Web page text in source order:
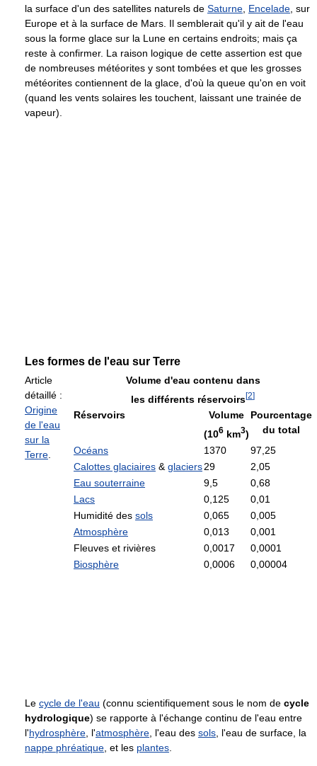
la surface d'un des satellites naturels de Saturne Encelade , sur
Europe et à la surface de Mars. Il semblerait qu'il y ait de l'eau
sous la forme glace sur la Lune en certains endroits; mais ça
reste à confirmer. La raison logique de cette assertion est que
de nombreuses météorites y sont tombées et que les grosses
météorites contiennent de la glace, d'où la queue qu'on en voit
(quand les vents solaires les touchent, laissant une trainée de
vapeur).
Les formes de l'eau sur Terre
Volume d'eau contenu dans
les différents réservoirs[2]
Réservoirs
Volume
(106 km3)
Pourcentage
du total
Océans
1370
97,25
Calottes glaciaires &glaciers29
2,05
Eau souterraine
9,5
0,68
Lacs
0,125
0,01
Humidité des sols 0,065
0,005
Atmosphère
0,013
0,001
Fleuves et rivières
0,0017
0,0001
Biosphère
0,0006 0,00004
Article
détaillé :
Origine
de l'eau
sur la
Terre
Le cycle de l'eau (connu scientifiquement sous le nom de cycle
hydrologique) se rapporte à l'échange continu de l'eau entre
l'hydrosphère , l'atmosphère , l'eau des sols , l'eau de surface, la
nappe phréatique , et les plantes